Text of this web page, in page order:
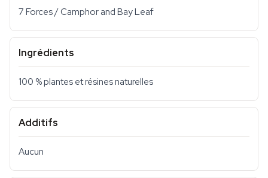
7 Forces / Camphor and Bay Leaf
Ingrédients
100 % plantes et résines naturelles
Additifs
Aucun